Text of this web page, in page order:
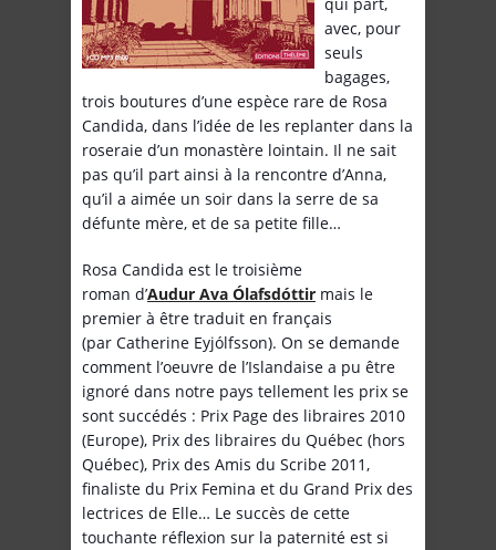
avec, pour
seuls
bagages,
trois boutures d’une espèce rare de Rosa
Candida, dans l’idée de les replanter dans la
roseraie d’un monastère lointain. Il ne sait
pas qu’il part ainsi à la rencontre d’Anna,
qu’il a aimée un soir dans la serre de sa
défunte mère, et de sa petite fille…
Rosa Candida est le troisième
roman d’Audur Ava Ólafsdóttir mais le
premier à être traduit en français
(par Catherine Eyjólfsson). On se demande
comment l’oeuvre de l’Islandaise a pu être
ignoré dans notre pays tellement les prix se
sont succédés : Prix Page des libraires 2010
(Europe), Prix des libraires du Québec (hors
Québec), Prix des Amis du Scribe 2011,
finaliste du Prix Femina et du Grand Prix des
lectrices de Elle… Le succès de cette
touchante réflexion sur la paternité est si